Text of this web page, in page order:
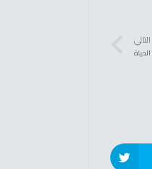
التالي